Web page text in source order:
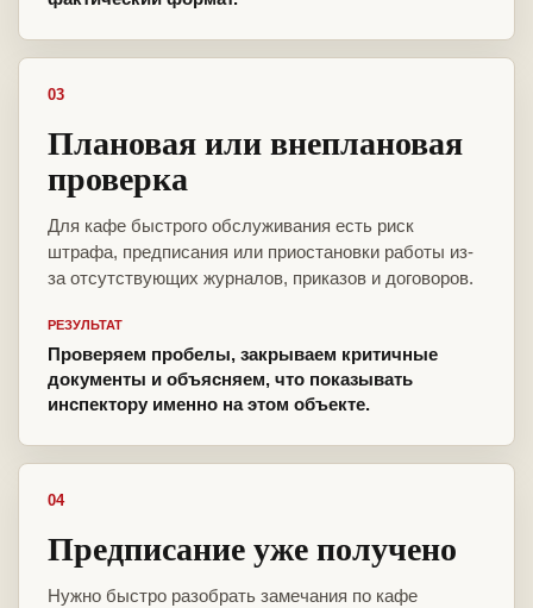
03
Плановая или внеплановая
проверка
Для кафе быстрого обслуживания есть риск
штрафа, предписания или приостановки работы из-
за отсутствующих журналов, приказов и договоров.
РЕЗУЛЬТАТ
Проверяем пробелы, закрываем критичные
документы и объясняем, что показывать
инспектору именно на этом объекте.
04
Предписание уже получено
Нужно быстро разобрать замечания по кафе